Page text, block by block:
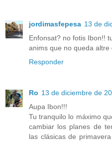
jordimasfepesa 13 de
Enfonsat? no fotis Ibon!!
anims que no queda
Responder
Ro 13 de diciembre de
Aupa Ibon!!!
Tu tranquilo lo máximo
cambiar los planes de
las clásicas de